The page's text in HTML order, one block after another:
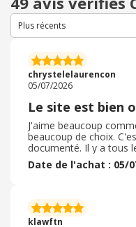
chrystelelaurencon
05/07/2026
Le site est bien
J'aime beaucoup
beaucoup de choix.
documenté. Il y a tous
de domaines, et tous
Il est bien référencé, il
accéder me plaît, c'est
envie de revenir voir s'il
Date de l'achat : 05/
klawftn